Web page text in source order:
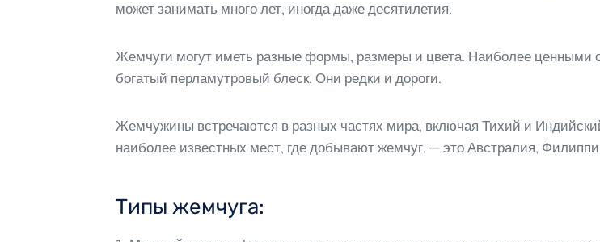
может занимать много лет, иногда даже десятилетия.
Жемчуги могут иметь разные формы, размеры и цвета. Наиболее ценными
богатый перламутровый блеск. Они редки и дороги.
Жемчужины встречаются в разных частях мира, включая Тихий и
наиболее известных мест, где добывают жемчуг, — это Австралия,
Типы жемчуга: